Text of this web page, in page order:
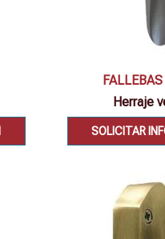
Herraje
SOLICITAR